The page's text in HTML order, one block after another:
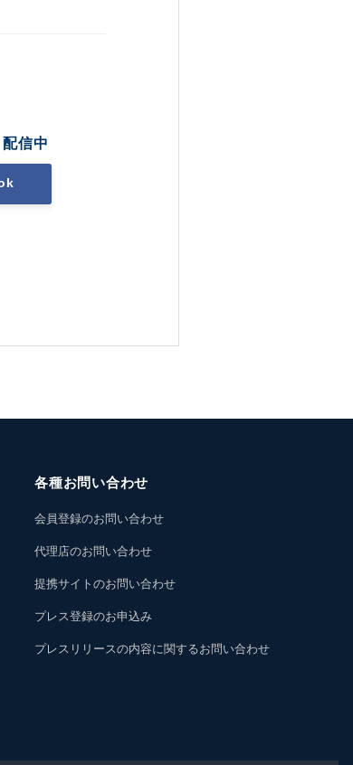
信中
各種お問い合わせ
会員登録のお問い合わせ
代理店のお問い合わせ
提携サイトのお問い合わせ
プレス登録のお申込み
プレスリリースの内容に関するお問い合わせ